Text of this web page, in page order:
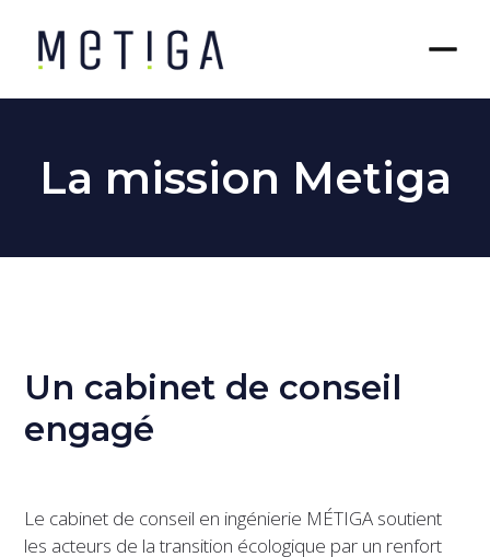
La mission Metiga
Un cabinet de conseil
engagé
Le cabinet de conseil en ingénierie MÉTIGA soutient
les acteurs de la transition écologique par un renfort